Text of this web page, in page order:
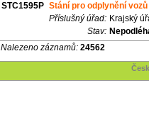
STC1595P Stání pro odplynění
Příslušný úřad: Krajský
Stav:
Nalezeno záznamů: 24562